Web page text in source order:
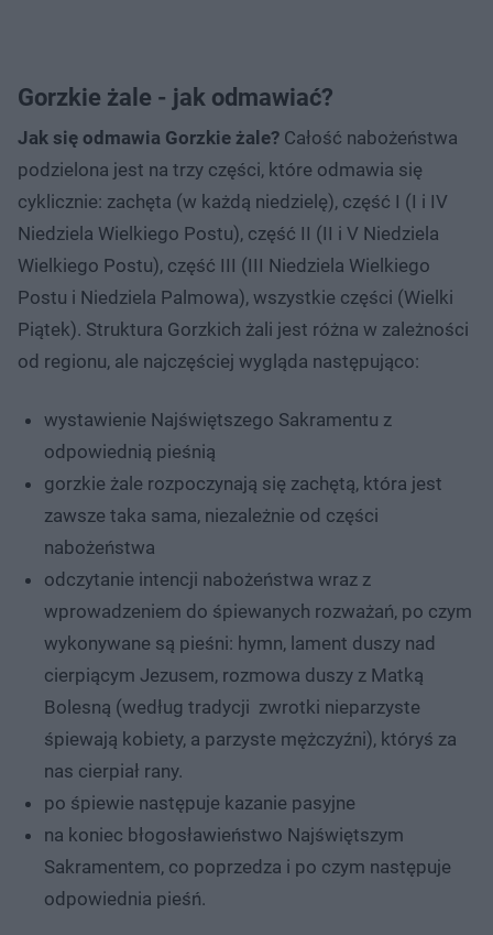
Gorzkie żale - jak odmawiać?
Jak się odmawia Gorzkie żale? Całość nabożeństwa
podzielona jest na trzy części, które odmawia się
cyklicznie: zachęta (w każdą niedzielę), część I (I i IV
Niedziela Wielkiego Postu), część II (II i V Niedziela
Wielkiego Postu), część III (III Niedziela Wielkiego
Postu i Niedziela Palmowa), wszystkie części (Wielki
Piątek). Struktura Gorzkich żali jest różna w zależności
od regionu, ale najczęściej wygląda następująco:
wystawienie Najświętszego Sakramentu z
odpowiednią pieśnią
gorzkie żale rozpoczynają się zachętą, która jest
zawsze taka sama, niezależnie od części
nabożeństwa
odczytanie intencji nabożeństwa wraz z
wprowadzeniem do śpiewanych rozważań, po czym
wykonywane są pieśni: hymn, lament duszy nad
cierpiącym Jezusem, rozmowa duszy z Matką
Bolesną (według tradycji zwrotki nieparzyste
śpiewają kobiety, a parzyste mężczyźni), któryś za
nas cierpiał rany.
po śpiewie następuje kazanie pasyjne
na koniec błogosławieństwo Najświętszym
Sakramentem, co poprzedza i po czym następuje
odpowiednia pieśń.